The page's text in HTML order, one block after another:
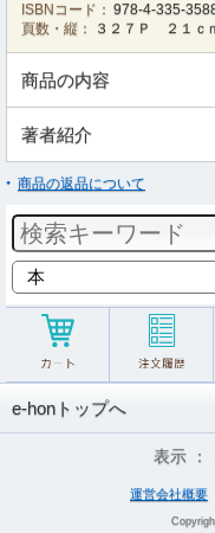
ISBNコード： 978-4-335-
頁数・縦：
３２７Ｐ ２１ｃ
商品の内容
著者紹介
商品の返品について
e-honトップへ
表示 ：
運営会社概要